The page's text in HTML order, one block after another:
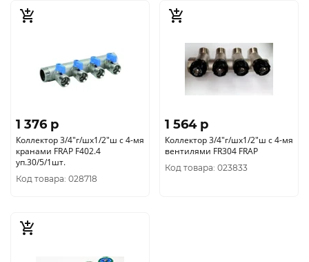
1 376 p
Коллектор 3/4"г/шх1/2"ш с 4-мя
кранами FRAP F402.4
уп.30/5/1шт.
Код товара: 028718
1 564 p
Коллектор 3/4"г/шх1/2"ш с 4-мя
вентилями FR304 FRAP
Код товара: 023833